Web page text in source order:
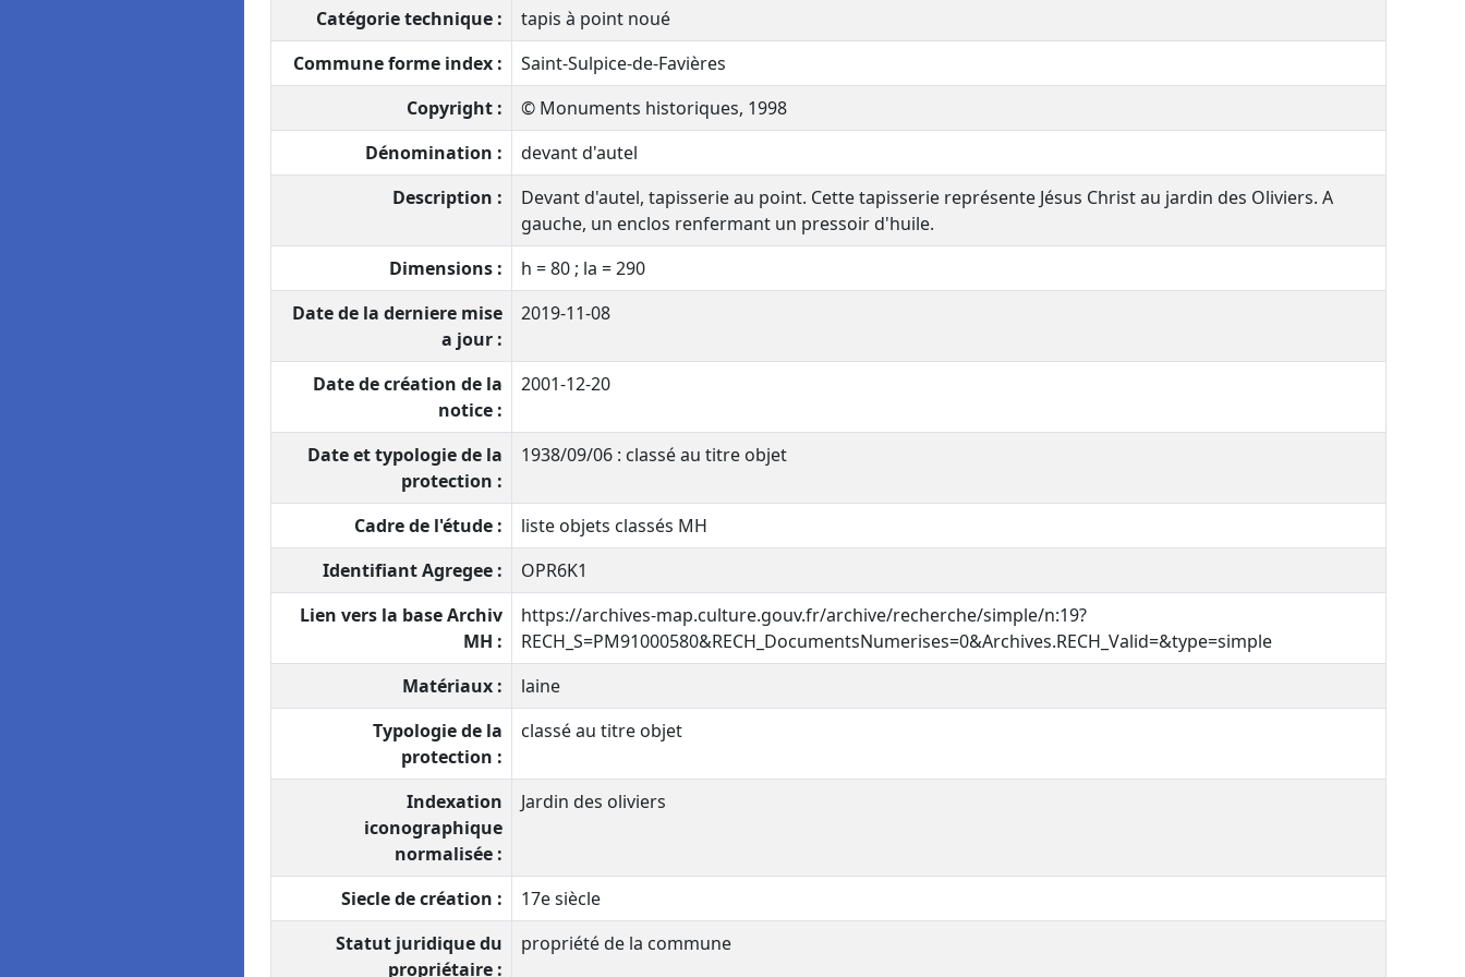
Catégorie technique :
tapis à point noué
Commune forme index :
Saint-Sulpice-de-Favières
Copyright :
© Monuments historiques, 1998
Dénomination :
devant d'autel
Description :
Devant d'autel, tapisserie au point. Cette tapisserie représente Jésus Christ au jardin des Oliviers. A
gauche, un enclos renfermant un pressoir d'huile.
Dimensions :
h = 80 ; la = 290
Date de la derniere mise
a jour :
2019-11-08
Date de création de la
notice :
2001-12-20
Date et typologie de la
protection :
1938/09/06 : classé au titre objet
Cadre de l'étude :
liste objets classés MH
Identifiant Agregee :
OPR6K1
Lien vers la base Archiv
MH :
https://archives-map.culture.gouv.fr/archive/recherche/simple/n:19?
RECH_S=PM91000580&RECH_DocumentsNumerises=0&Archives.RECH_Valid=&type=simple
Matériaux :
laine
Typologie de la
protection :
classé au titre objet
Indexation
iconographique
normalisée :
Jardin des oliviers
Siecle de création :
17e siècle
Statut juridique du
propriétaire :
propriété de la commune